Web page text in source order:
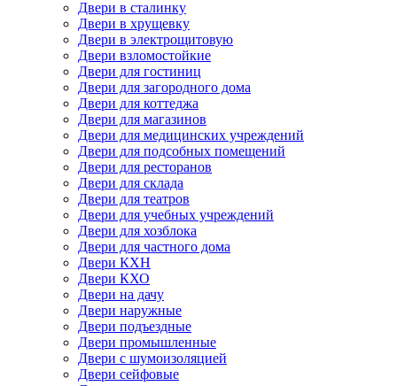
Двери в сталинку
Двери в хрущевку
Двери в электрощитовую
Двери взломостойкие
Двери для гостиниц
Двери для загородного дома
Двери для коттеджа
Двери для магазинов
Двери для медицинских учреждений
Двери для подсобных помещений
Двери для ресторанов
Двери для склада
Двери для театров
Двери для учебных учреждений
Двери для хозблока
Двери для частного дома
Двери КХН
Двери КХО
Двери на дачу
Двери наружные
Двери подъездные
Двери промышленные
Двери с шумоизоляцией
Двери сейфовые